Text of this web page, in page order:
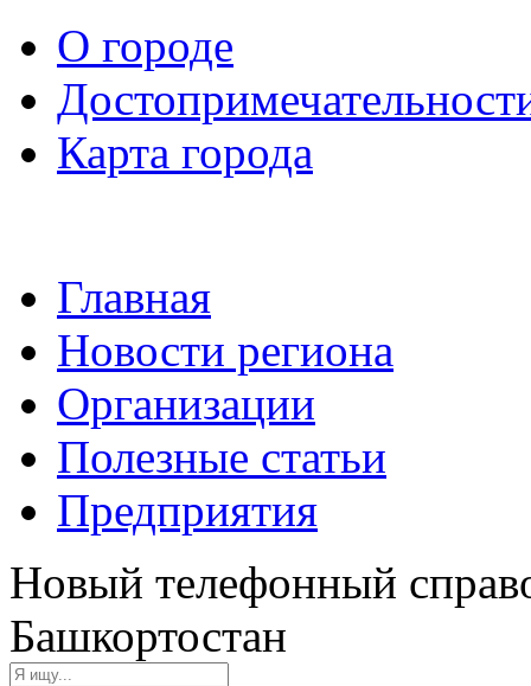
О городе
Карта города
Главная
Новости региона
Организации
Полезные статьи
Предприятия
Новый телефонный
Башкортостан